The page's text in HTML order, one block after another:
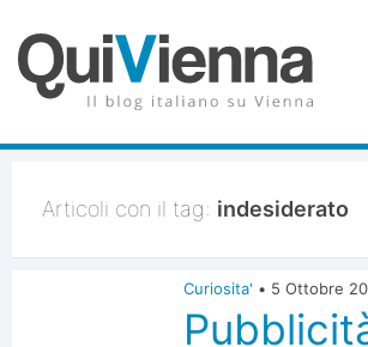
Articoli con il tag: indesiderato
Curiosita' • 5 Ottobre